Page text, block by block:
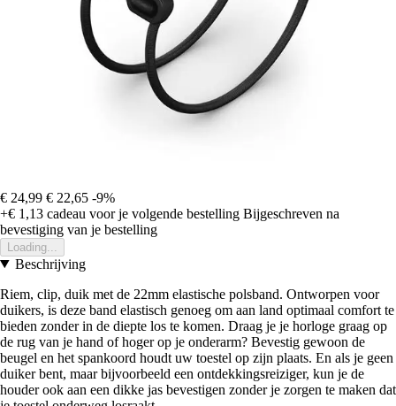
€ 24,99 € 22,65 -9%
+€ 1,13 cadeau voor je volgende bestelling Bijgeschreven na
bevestiging van je bestelling
Loading...
Beschrijving
Riem, clip, duik met de 22mm elastische polsband. Ontworpen voor
duikers, is deze band elastisch genoeg om aan land optimaal comfort te
bieden zonder in de diepte los te komen. Draag je je horloge graag op
de rug van je hand of hoger op je onderarm? Bevestig gewoon de
beugel en het spankoord houdt uw toestel op zijn plaats. En als je geen
duiker bent, maar bijvoorbeeld een ontdekkingsreiziger, kun je de
houder ook aan een dikke jas bevestigen zonder je zorgen te maken dat